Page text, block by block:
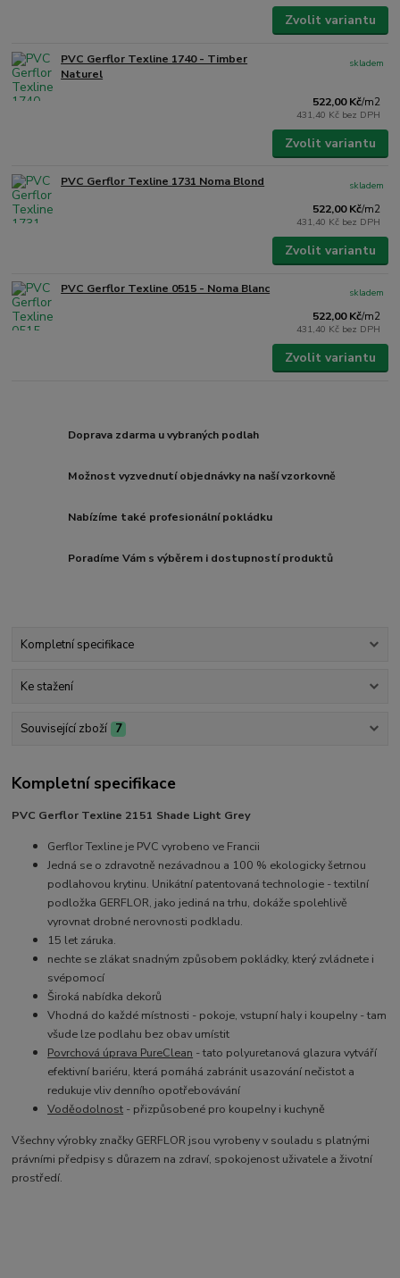
Zvolit variantu
PVC Gerflor Texline 1740 - Timber
Naturel
522,00 Kč/m2
431,40 Kč bez DPH
skladem
Zvolit variantu
PVC Gerflor Texline 1731 Noma Blond
522,00 Kč/m2
431,40 Kč bez DPH
skladem
Zvolit variantu
PVC Gerflor Texline 0515 - Noma Blanc
522,00 Kč/m2
431,40 Kč bez DPH
skladem
Zvolit variantu
Doprava zdarma u vybraných podlah
Možnost vyzvednutí objednávky na naší vzorkovně
Nabízíme také profesionální pokládku
Poradíme Vám s výběrem i dostupností produktů
Kompletní specifikace
Ke stažení
Související zboží 7
Kompletní specifikace
PVC Gerflor Texline 2151 Shade Light Grey
Gerflor Texline je PVC vyrobeno ve Francii
Jedná se o zdravotně nezávadnou a 100 % ekologicky šetrnou
podlahovou krytinu. Unikátní patentovaná technologie - textilní
podložka GERFLOR, jako jediná na trhu, dokáže spolehlivě
vyrovnat drobné nerovnosti podkladu.
15 let záruka.
nechte se zlákat snadným způsobem pokládky, který zvládnete i
svépomocí
Široká nabídka dekorů
Vhodná do každé místnosti - pokoje, vstupní haly i koupelny - tam
všude lze podlahu bez obav umístit
Povrchová úprava PureClean - tato polyuretanová glazura vytváří
efektivní bariéru, která pomáhá zabránit usazování nečistot a
redukuje vliv denního opotřebovávání
Voděodolnost - přizpůsobené pro koupelny i kuchyně
Všechny výrobky značky GERFLOR jsou vyrobeny v souladu s platnými
právními předpisy s důrazem na zdraví, spokojenost uživatele a životní
prostředí.